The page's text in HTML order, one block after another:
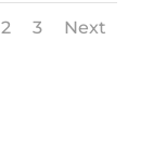
2 3 Next